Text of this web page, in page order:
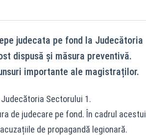
judecata pe fond la Judecătoria
dispusă și măsura preventivă.
importante ale magistraților.
Sectorului 1.
de judecare pe fond. În cadrul acestui
de propagandă legionară.